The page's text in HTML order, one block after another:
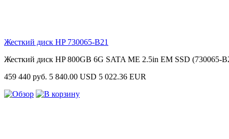
Жесткий диск HP 730065-B21
Жесткий диск HP 800GB 6G SATA ME 2.5in EM SSD (730065-
459 440 руб. 5 840.00 USD 5 022.36 EUR